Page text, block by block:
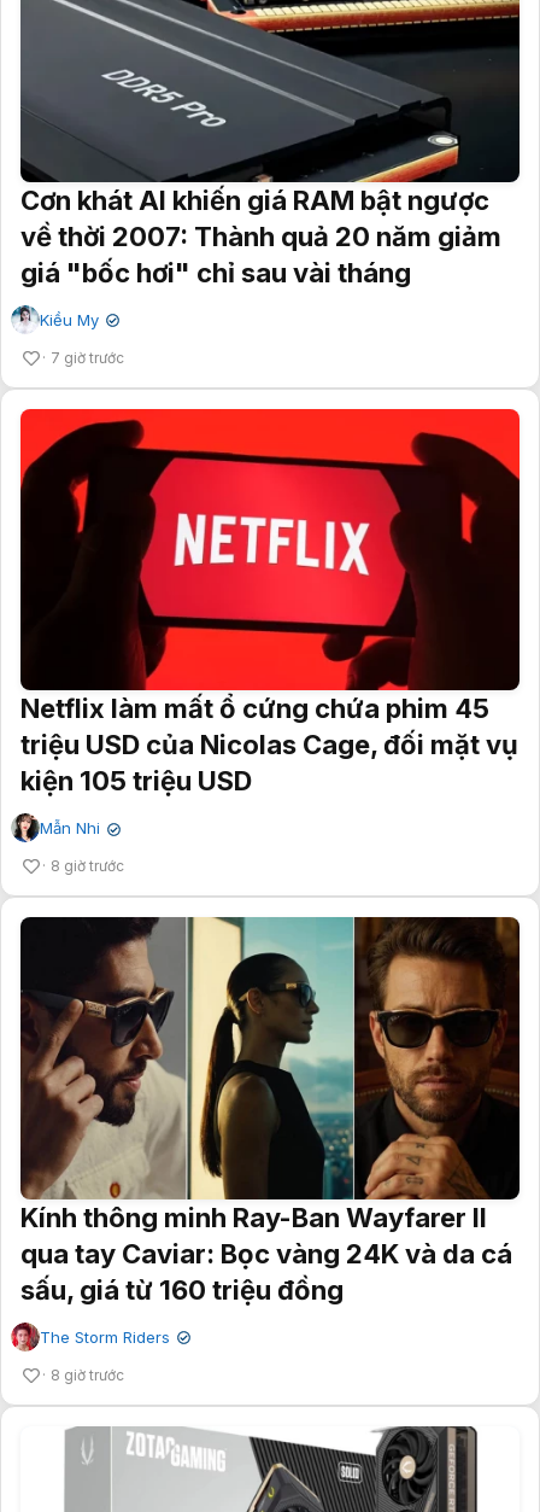
Cơn khát AI khiến giá RAM bật ngược
về thời 2007: Thành quả 20 năm giảm
giá "bốc hơi" chỉ sau vài tháng
Kiều My ✔
7 giờ trước
Netflix làm mất ổ cứng chứa phim 45
triệu USD của Nicolas Cage, đối mặt vụ
kiện 105 triệu USD
Mẫn Nhi ✔
8 giờ trước
Kính thông minh Ray-Ban Wayfarer II
qua tay Caviar: Bọc vàng 24K và da cá
sấu, giá từ 160 triệu đồng
The Storm Riders ✔
8 giờ trước